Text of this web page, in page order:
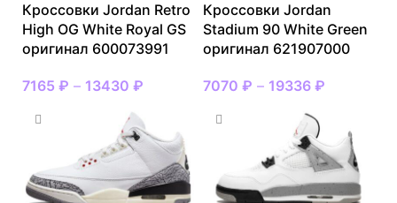
Кроссовки Jordan Retro
High OG White Royal GS
оригинал 600073991
7165 ₽ – 13430 ₽
Кроссовки Jordan
Stadium 90 White Green
оригинал 621907000
7070 ₽ – 19336 ₽